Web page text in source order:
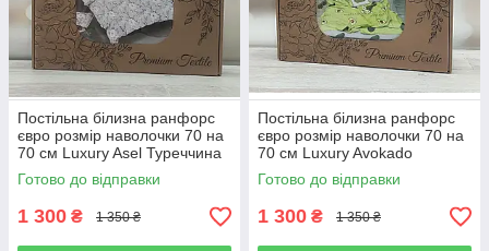
Постільна білизна ранфорс
євро розмір наволочки 70 на
70 см Luxury Asel Туреччина
Готово до відправки
1 300 ₴ 1 350 ₴
Постільна білизна ранфорс
євро розмір наволочки 70 на
70 см Luxury Avokado
Туреччина
Готово до відправки
1 300 ₴ 1 350 ₴